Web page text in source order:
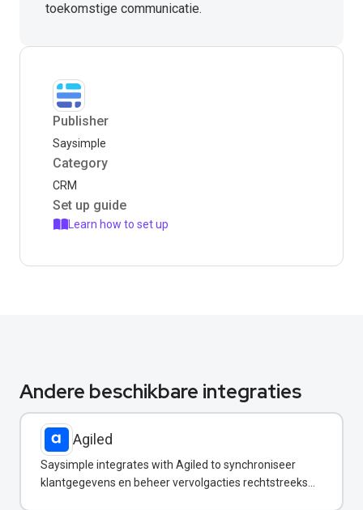
toekomstige communicatie.
Publisher
Saysimple
Category
CRM
Set up guide
Learn how to set up
Andere beschikbare integraties
Agiled
Saysimple integrates with Agiled to synchroniseer
klantgegevens en beheer vervolgacties rechtstreeks